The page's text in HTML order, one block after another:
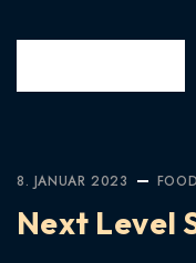
8. JANUAR 2023 FOOD
Next Level